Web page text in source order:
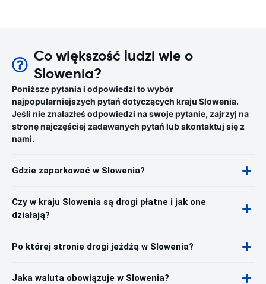
Co większość ludzi wie o
Slowenia?
Poniższe pytania i odpowiedzi to wybór
najpopularniejszych pytań dotyczących kraju Slowenia.
Jeśli nie znalazłeś odpowiedzi na swoje pytanie, zajrzyj na
stronę najczęściej zadawanych pytań lub skontaktuj się z
nami.
Gdzie zaparkować w Slowenia?
Czy w kraju Slowenia są drogi płatne i jak one
działają?
Po której stronie drogi jeżdżą w Slowenia?
Jaka waluta obowiązuje w Slowenia?